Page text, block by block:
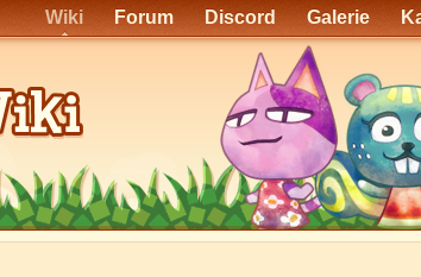
Wiki Forum Discord Galerie